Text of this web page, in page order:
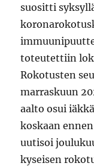
suositti
toteutettiin
Rokotusten
marraskuun
aalto osui
koskaan
uutisoi
kyseisen